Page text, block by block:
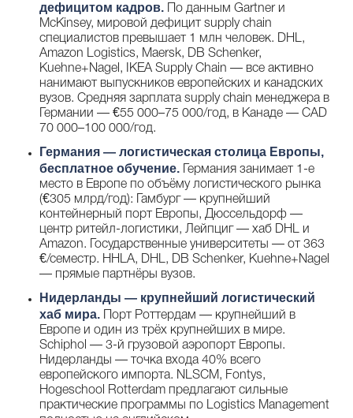
дефицитом кадров. По данным Gartner и
McKinsey, мировой дефицит supply chain
специалистов превышает 1 млн человек. DHL,
Amazon Logistics, Maersk, DB Schenker,
Kuehne+Nagel, IKEA Supply Chain — все активно
нанимают выпускников европейских и канадских
вузов. Средняя зарплата supply chain менеджера в
Германии — €55 000–75 000/год, в Канаде — CAD
70 000–100 000/год.
Германия — логистическая столица Европы,
бесплатное обучение. Германия занимает 1-е
место в Европе по объёму логистического рынка
(€305 млрд/год): Гамбург — крупнейший
контейнерный порт Европы, Дюссельдорф —
центр ритейл-логистики, Лейпциг — хаб DHL и
Amazon. Государственные университеты — от 363
€/семестр. HHLA, DHL, DB Schenker, Kuehne+Nagel
— прямые партнёры вузов.
Нидерланды — крупнейший логистический
хаб мира. Порт Роттердам — крупнейший в
Европе и один из трёх крупнейших в мире.
Schiphol — 3-й грузовой аэропорт Европы.
Нидерланды — точка входа 40% всего
европейского импорта. NLSCM, Fontys,
Hogeschool Rotterdam предлагают сильные
практические программы по Logistics Management